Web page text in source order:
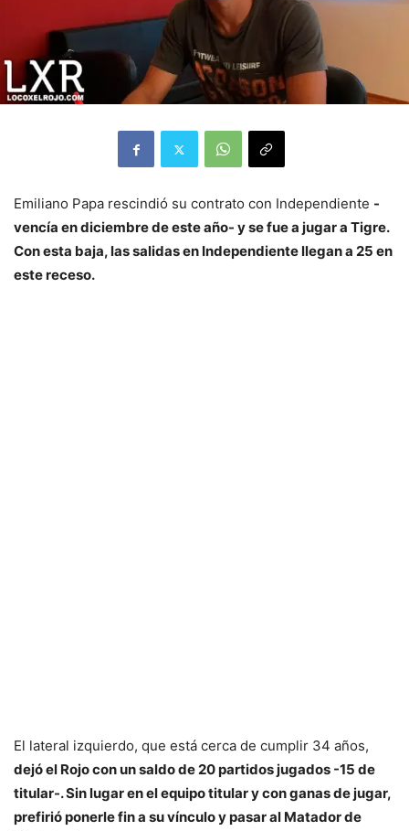
Emiliano Papa rescindió su contrato con Independiente -
vencía en diciembre de este año- y se fue a jugar a Tigre.
Con esta baja, las salidas en Independiente llegan a 25 en
este receso.
El lateral izquierdo, que está cerca de cumplir 34 años,
dejó el Rojo con un saldo de 20 partidos jugados -15 de
titular-. Sin lugar en el equipo titular y con ganas de jugar,
prefirió ponerle fin a su vínculo y pasar al Matador de